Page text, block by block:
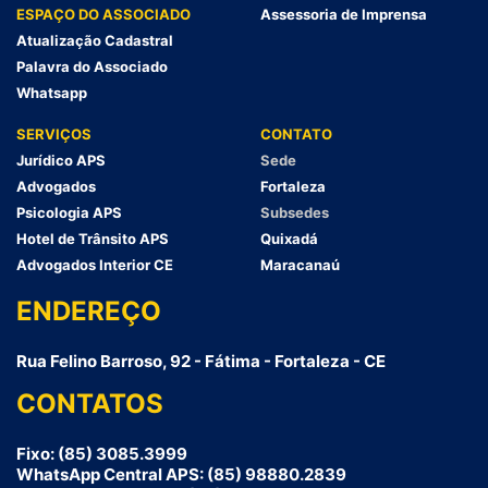
ESPAÇO DO ASSOCIADO
Atualização Cadastral
Palavra do Associado
Whatsapp
Assessoria de Imprensa
SERVIÇOS
Jurídico APS
Advogados
Psicologia APS
Hotel de Trânsito APS
Advogados Interior CE
CONTATO
Sede
Fortaleza
Subsedes
Quixadá
Maracanaú
ENDEREÇO
Rua Felino Barroso, 92 - Fátima - Fortaleza - CE
CONTATOS
Fixo: (85) 3085.3999
WhatsApp Central APS: (85) 98880.2839